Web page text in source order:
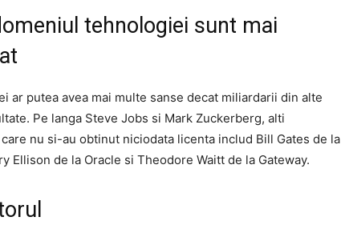
tehnologiei sunt mai
putea avea mai multe sanse decat miliardarii din alte
Pe langa Steve Jobs si Mark Zuckerberg, alti
nu si-au obtinut niciodata licenta includ Bill Gates de la
Ellison de la Oracle si Theodore Waitt de la Gateway.